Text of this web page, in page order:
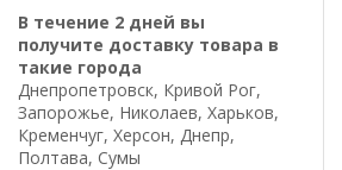
В течение 2 дней вы
получите доставку товара в
такие города
Днепропетровск, Кривой Рог,
Запорожье, Николаев, Харьков,
Кременчуг, Херсон, Днепр,
Полтава, Сумы